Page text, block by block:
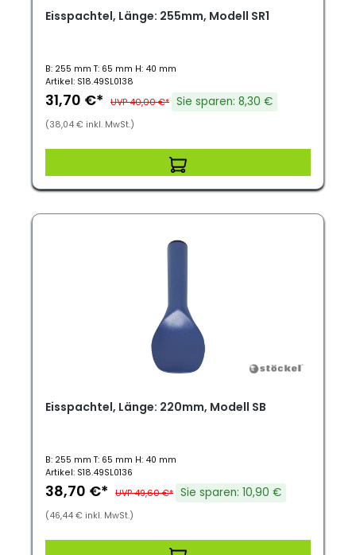
Eisspachtel, Länge: 255mm, Modell SR1
B: 255 mm T: 65 mm H: 40 mm
Artikel: S18.49SL0138
31,70 €* UVP 40,00 €* Sie sparen: 8,30 €
(38,04 € inkl. MwSt.)
Eisspachtel, Länge: 220mm, Modell SB
B: 255 mm T: 65 mm H: 40 mm
Artikel: S18.49SL0136
38,70 €* UVP 49,60 €* Sie sparen: 10,90 €
(46,44 € inkl. MwSt.)